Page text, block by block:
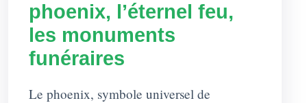
phoenix, l’éternel feu,
les monuments
funéraires
Le phoenix, symbole universel de